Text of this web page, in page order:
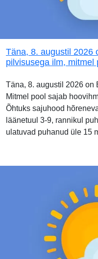
Täna, 8. augustil 2026
pilvisusega ilm, mitmel
Täna, 8. augustil 2026 on
Mitmel pool sajab
Õhtuks sajuhood
läänetuul 3-9, rannikul
ulatuvad puhanud üle 15